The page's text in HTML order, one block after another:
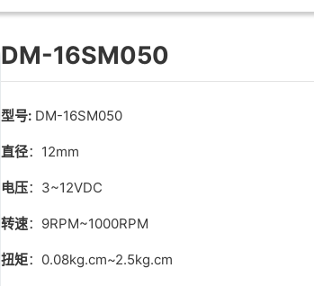
DM-16SM050
型号: DM-16SM050
直径：12mm
电压：3~12VDC
转速：9RPM~1000RPM
扭矩：0.08kg.cm~2.5kg.cm